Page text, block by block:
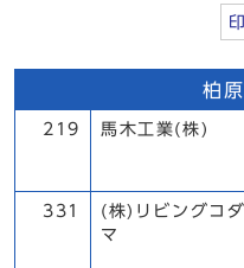
柏
219 馬木工業(株)
331
(株)リビングコダ
マ